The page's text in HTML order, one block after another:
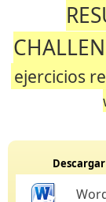
ejercicios
Descargar